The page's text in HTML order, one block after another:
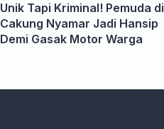
Unik Tapi Kriminal! Pemuda di
Cakung Nyamar Jadi Hansip
Demi Gasak Motor Warga